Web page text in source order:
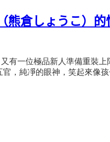
熊倉しょうこ）
有一位極品新人準備重裝上
官，純凈的眼神，笑起來像